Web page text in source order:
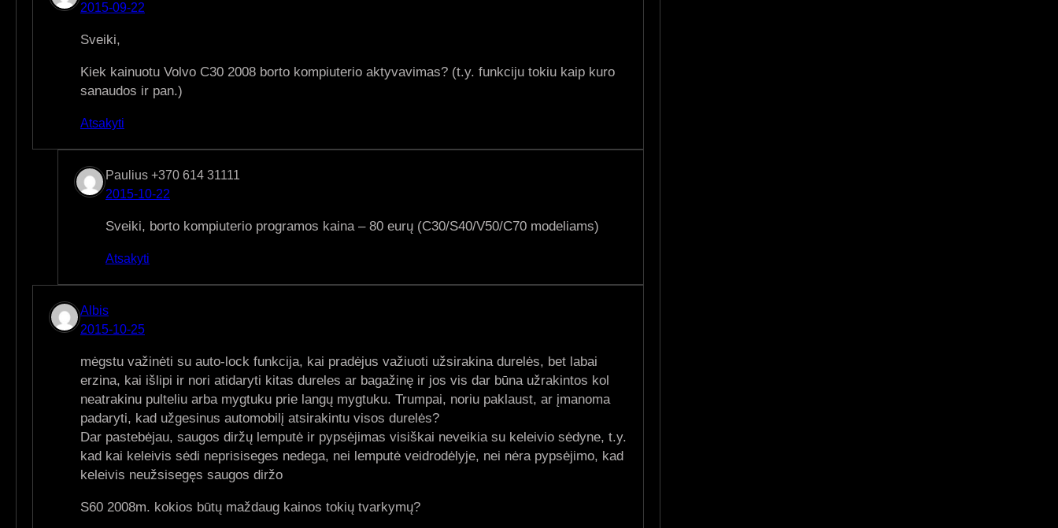
2015-09-22
Sveiki,
Kiek kainuotu Volvo C30 2008 borto kompiuterio aktyvavimas? (t.y. funkciju tokiu kaip kuro
sanaudos ir pan.)
Atsakyti
Paulius +370 614 31111
2015-10-22
Sveiki, borto kompiuterio programos kaina – 80 eurų (C30/S40/V50/C70 modeliams)
Atsakyti
Albis
2015-10-25
mėgstu važinėti su auto-lock funkcija, kai pradėjus važiuoti užsirakina durelės, bet labai
erzina, kai išlipi ir nori atidaryti kitas dureles ar bagažinę ir jos vis dar būna užrakintos kol
neatrakinu pulteliu arba mygtuku prie langų mygtuku. Trumpai, noriu paklaust, ar įmanoma
padaryti, kad užgesinus automobilį atsirakintu visos durelės?
Dar pastebėjau, saugos diržų lemputė ir pypsėjimas visiškai neveikia su keleivio sėdyne, t.y.
kad kai keleivis sėdi neprisiseges nedega, nei lemputė veidrodėlyje, nei nėra pypsėjimo, kad
keleivis neužsisegęs saugos diržo
S60 2008m. kokios būtų maždaug kainos tokių tvarkymų?